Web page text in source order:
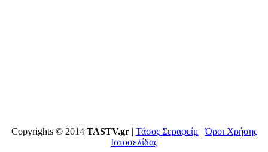
Copyrights © 2014 TASTV.gr| Τάσος Σεραφείμ |Όροι Χρήσης
Ιστοσελίδας